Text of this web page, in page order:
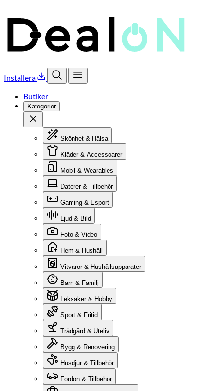
Installera
Öppna sökÖppna meny
Butiker
Kategorier
Stäng
Skönhet & Hälsa
Kläder & Accessoarer
Mobil & Wearables
Datorer & Tillbehör
Gaming & Esport
Ljud & Bild
Foto & Video
Hem & Hushåll
Vitvaror & Hushållsapparater
Barn & Familj
Leksaker & Hobby
Sport & Fritid
Trädgård & Uteliv
Bygg & Renovering
Husdjur & Tillbehör
Fordon & Tillbehör